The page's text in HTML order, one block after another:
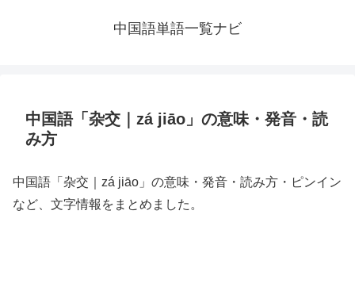
中国語単語一覧ナビ
中国語「杂交｜zá jiāo」の意味・発音・読
み方
中国語「杂交｜zá jiāo」の意味・発音・読み方・ピンイン
など、文字情報をまとめました。